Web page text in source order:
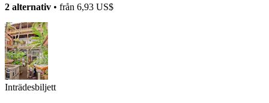
2 alternativ • från 6,93 US$
Inträdesbiljett